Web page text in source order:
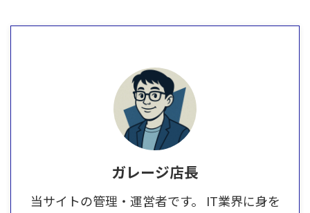
ガレージ店長
当サイトの管理・運営者です。 IT業界に身を